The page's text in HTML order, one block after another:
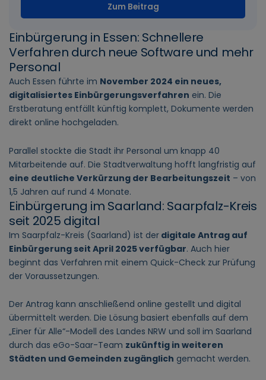
Zum Beitrag
Einbürgerung in Essen: Schnellere
Verfahren durch neue Software und mehr
Personal
Auch Essen führte im November 2024 ein neues,
digitalisiertes Einbürgerungsverfahren ein. Die
Erstberatung entfällt künftig komplett, Dokumente werden
direkt online hochgeladen.
Parallel stockte die Stadt ihr Personal um knapp 40
Mitarbeitende auf. Die Stadtverwaltung hofft langfristig auf
eine deutliche Verkürzung der Bearbeitungszeit – von
1,5 Jahren auf rund 4 Monate.
Einbürgerung im Saarland: Saarpfalz-Kreis
seit 2025 digital
Im Saarpfalz-Kreis (Saarland) ist der digitale Antrag auf
Einbürgerung seit April 2025 verfügbar. Auch hier
beginnt das Verfahren mit einem Quick-Check zur Prüfung
der Voraussetzungen.
Der Antrag kann anschließend online gestellt und digital
übermittelt werden. Die Lösung basiert ebenfalls auf dem
„Einer für Alle“-Modell des Landes NRW und soll im Saarland
durch das eGo-Saar-Team zukünftig in weiteren
Städten und Gemeinden zugänglich gemacht werden.